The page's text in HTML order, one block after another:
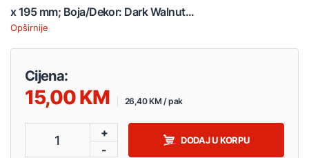
x 195 mm; Boja/Dekor: Dark Walnut...
Opširnije
Cijena:
15,00 26,40 KM / pak
1
+
-
DODAJ U KORPU